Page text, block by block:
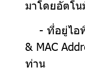
มาโดยอัตโน
- ที่อยู่ไอพี
& MAC
ท่าน